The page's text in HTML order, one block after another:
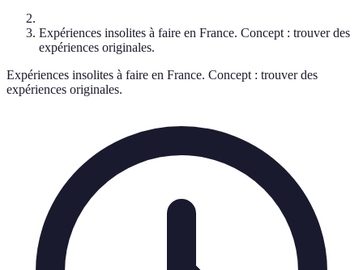
Expériences insolites à faire en France. Concept : trouver des
expériences originales.
Expériences insolites à faire en France. Concept : trouver des
expériences originales.